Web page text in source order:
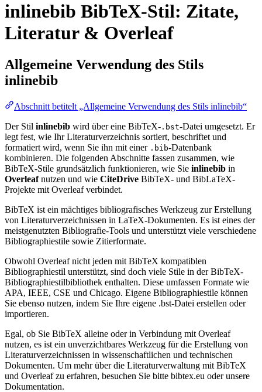
inlinebib BibTeX-Stil: Zitate,
Literatur & Overleaf
Allgemeine Verwendung des Stils
inlinebib
Abschnitt betitelt „Allgemeine Verwendung des Stils inlinebib“
Der Stil inlinebib wird über eine BibTeX- .bst-Datei umgesetzt. Er
legt fest, wie Ihr Literaturverzeichnis sortiert, beschriftet und
formatiert wird, wenn Sie ihn mit einer .bib-Datenbank
kombinieren. Die folgenden Abschnitte fassen zusammen, wie
BibTeX-Stile grundsätzlich funktionieren, wie Sie inlinebib in
Overleafnutzen und wie CiteDrive BibTeX- und BibLaTeX-
Projekte mit Overleaf verbindet.
BibTeX ist ein mächtiges bibliografisches Werkzeug zur Erstellung
von Literaturverzeichnissen in LaTeX-Dokumenten. Es ist eines der
meistgenutzten Bibliografie-Tools und unterstützt viele verschiedene
Bibliographiestile sowie Zitierformate.
Obwohl Overleaf nicht jeden mit BibTeX kompatiblen
Bibliographiestil unterstützt, sind doch viele Stile in der BibTeX-
Bibliographiestilbibliothek enthalten. Diese umfassen Formate wie
APA, IEEE, CSE und Chicago. Eigene Bibliographiestile können
Sie ebenso nutzen, indem Sie Ihre eigene .bst-Datei erstellen oder
importieren.
Egal, ob Sie BibTeX alleine oder in Verbindung mit Overleaf
nutzen, es ist ein unverzichtbares Werkzeug für die Erstellung von
Literaturverzeichnissen in wissenschaftlichen und technischen
Dokumenten. Um mehr über die Literaturverwaltung mit BibTeX
und Overleaf zu erfahren, besuchen Sie bitte bibtex.eu oder unsere
Dokumentation.